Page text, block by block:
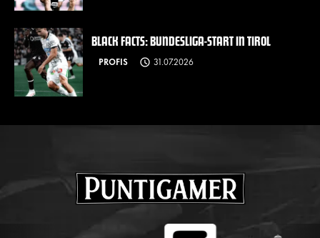
BLACK FACTS: BUNDESLIGA-START IN TIROL
PROFIS 31.07.2026